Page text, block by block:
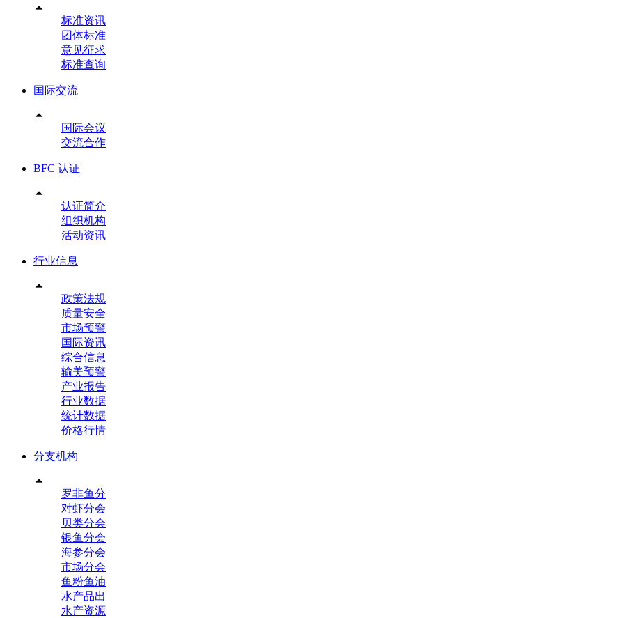

标准资讯
团体标准
意见征求
标准查询
国际交流

国际会议
交流合作
BFC 认证

认证简介
组织机构
活动资讯
行业信息

政策法规
质量安全
市场预警
国际资讯
综合信息
输美预警
产业报告
行业数据
统计数据
价格行情
分支机构

罗非鱼分
对虾分会
贝类分会
银鱼分会
海参分会
市场分会
鱼粉鱼油
水产品出
水产资源